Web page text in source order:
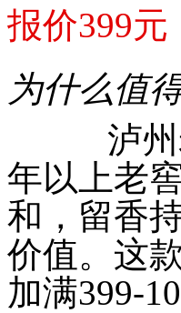
报价399元
为什么值
泸州老
年以上老
和，留香
价值。这
加满399-